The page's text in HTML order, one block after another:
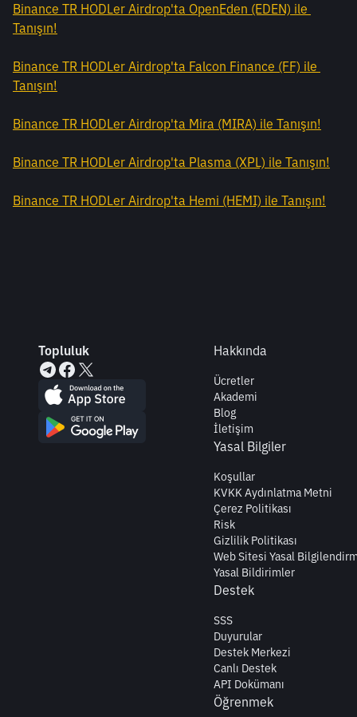
Binance TR HODLer Airdrop'ta OpenEden (EDEN) ile
Tanışın!
Binance TR HODLer Airdrop'ta Falcon Finance (FF) ile
Tanışın!
Binance TR HODLer Airdrop'ta Mira (MIRA) ile Tanışın!
Binance TR HODLer Airdrop'ta Plasma (XPL) ile Tanışın!
Binance TR HODLer Airdrop'ta Hemi (HEMI) ile Tanışın!
Topluluk Hakkında
Ücretler
Akademi
Blog
İletişim
Yasal Bilgiler
Koşullar
KVKK Aydınlatma Metni
Çerez Politikası
Risk
Gizlilik Politikası
Web Sitesi Yasal
Yasal Bildirimler
Destek
SSS
Duyurular
Destek Merkezi
Canlı Destek
API Dokümanı
Öğrenmek